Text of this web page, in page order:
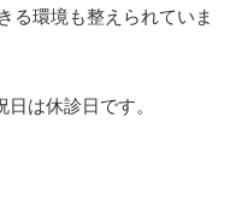
る環境も整えられていま
は休診日です。